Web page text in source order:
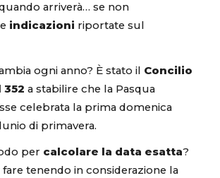
arriverà… se non
indicazioni riportate sul
ogni anno? È stato il Concilio
352 a stabilire che la Pasqua
celebrata la prima domenica
di primavera.
per calcolare la data esatta?
tenendo in considerazione la